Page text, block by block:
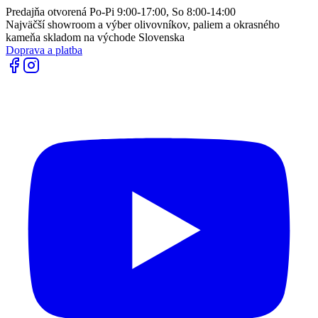
Predajňa otvorená Po-Pi 9:00-17:00, So 8:00-14:00
Najväčší showroom a výber olivovníkov, paliem a okrasného
kameňa skladom na východe Slovenska
Doprava a platba